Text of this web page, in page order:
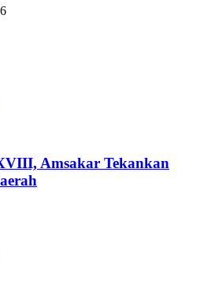
Amsakar Tekankan